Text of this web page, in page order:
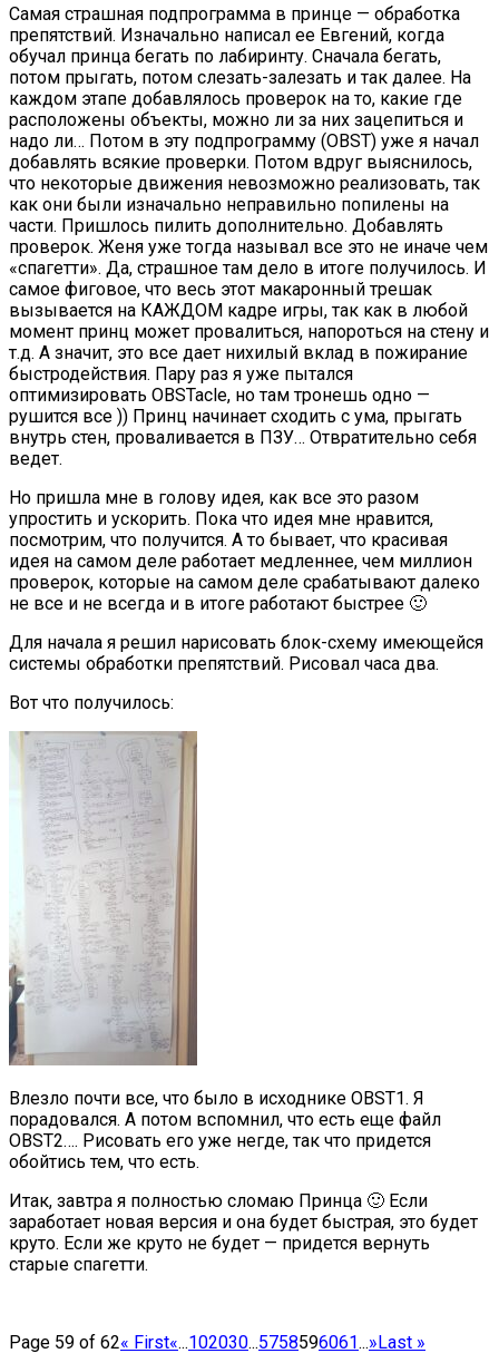
Самая страшная подпрограмма в принце — обработка
препятствий. Изначально написал ее Евгений, когда
обучал принца бегать по лабиринту. Сначала бегать,
потом прыгать, потом слезать-залезать и так далее. На
каждом этапе добавлялось проверок на то, какие где
расположены объекты, можно ли за них зацепиться и
надо ли… Потом в эту подпрограмму (OBST) уже я начал
добавлять всякие проверки. Потом вдруг выяснилось,
что некоторые движения невозможно реализовать, так
как они были изначально неправильно попилены на
части. Пришлось пилить дополнительно. Добавлять
проверок. Женя уже тогда называл все это не иначе чем
«спагетти». Да, страшное там дело в итоге получилось. И
самое фиговое, что весь этот макаронный трешак
вызывается на КАЖДОМ кадре игры, так как в любой
момент принц может провалиться, напороться на стену и
т.д. А значит, это все дает нихилый вклад в пожирание
быстродействия. Пару раз я уже пытался
оптимизировать OBSTacle, но там тронешь одно —
рушится все )) Принц начинает сходить с ума, прыгать
внутрь стен, проваливается в ПЗУ… Отвратительно себя
ведет.
Но пришла мне в голову идея, как все это разом
упростить и ускорить. Пока что идея мне нравится,
посмотрим, что получится. А то бывает, что красивая
идея на самом деле работает медленнее, чем миллион
проверок, которые на самом деле срабатывают далеко
не все и не всегда и в итоге работают быстрее 🙂
Для начала я решил нарисовать блок-схему имеющейся
системы обработки препятствий. Рисовал часа два.
Вот что получилось:
Влезло почти все, что было в исходнике OBST1. Я
порадовался. А потом вспомнил, что есть еще файл
OBST2…. Рисовать его уже негде, так что придется
обойтись тем, что есть.
Итак, завтра я полностью сломаю Принца 🙂 Если
заработает новая версия и она будет быстрая, это будет
круто. Если же круто не будет — придется вернуть
старые спагетти.
Page 59 of 62« First«...102030...5758596061...»Last »